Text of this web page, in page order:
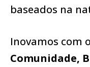
baseados na
Inovamos com
Comunidade,